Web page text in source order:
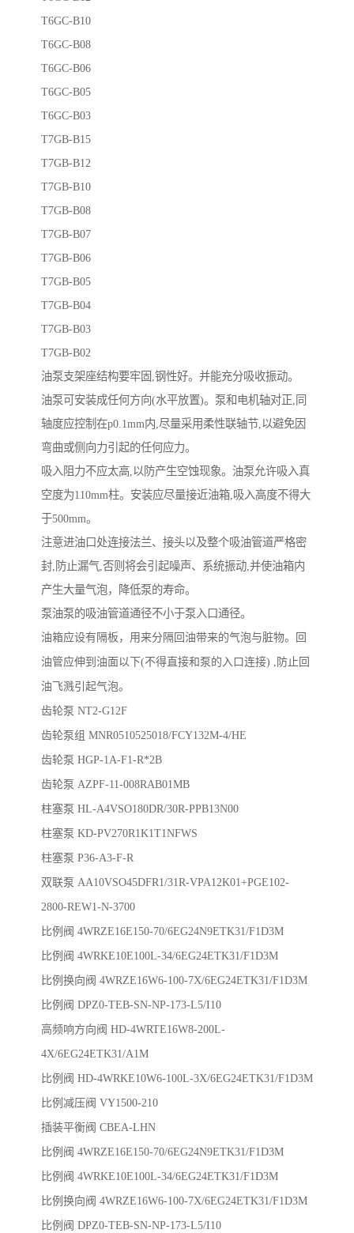
T6GC-B10
T6GC-B08
T6GC-B06
T6GC-B05
T6GC-B03
T7GB-B15
T7GB-B12
T7GB-B10
T7GB-B08
T7GB-B07
T7GB-B06
T7GB-B05
T7GB-B04
T7GB-B03
T7GB-B02
油泵支架座结构要牢固,钢性好。并能充分吸收振动。
油泵可安装成任何方向(水平放置)。泵和电机轴对正,同
轴度应控制在p0.1mm内,尽量采用柔性联轴节,以避免因
弯曲或侧向力引起的任何应力。
吸入阻力不应太高,以防产生空蚀现象。油泵允许吸入真
空度为110mm柱。安装应尽量接近油箱,吸入高度不得大
于500mm。
注意进油口处连接法兰、接头以及整个吸油管道严格密
封,防止漏气,否则将会引起噪声、系统振动,并使油箱内
产生大量气泡，降低泵的寿命。
泵油泵的吸油管道通径不小于泵入口通径。
油箱应设有隔板，用来分隔回油带来的气泡与脏物。回
油管应伸到油面以下(不得直接和泵的入口连接) ,防止回
油飞溅引起气泡。
齿轮泵 NT2-G12F
齿轮泵组 MNR0510525018/FCY132M-4/HE
齿轮泵 HGP-1A-F1-R*2B
齿轮泵 AZPF-11-008RAB01MB
柱塞泵 HL-A4VSO180DR/30R-PPB13N00
柱塞泵 KD-PV270R1K1T1NFWS
柱塞泵 P36-A3-F-R
双联泵 AA10VSO45DFR1/31R-VPA12K01+PGE102-
2800-REW1-N-3700
比例阀 4WRZE16E150-70/6EG24N9ETK31/F1D3M
比例阀 4WRKE10E100L-34/6EG24ETK31/F1D3M
比例换向阀 4WRZE16W6-100-7X/6EG24ETK31/F1D3M
比例阀 DPZ0-TEB-SN-NP-173-L5/I10
高频响方向阀 HD-4WRTE16W8-200L-
4X/6EG24ETK31/A1M
比例阀 HD-4WRKE10W6-100L-3X/6EG24ETK31/F1D3M
比例减压阀 VY1500-210
插装平衡阀 CBEA-LHN
比例阀 4WRZE16E150-70/6EG24N9ETK31/F1D3M
比例阀 4WRKE10E100L-34/6EG24ETK31/F1D3M
比例换向阀 4WRZE16W6-100-7X/6EG24ETK31/F1D3M
比例阀 DPZ0-TEB-SN-NP-173-L5/I10